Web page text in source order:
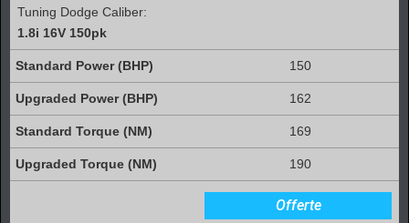
Tuning Dodge Caliber:
1.8i 16V 150pk
150
162
169
190
Offerte